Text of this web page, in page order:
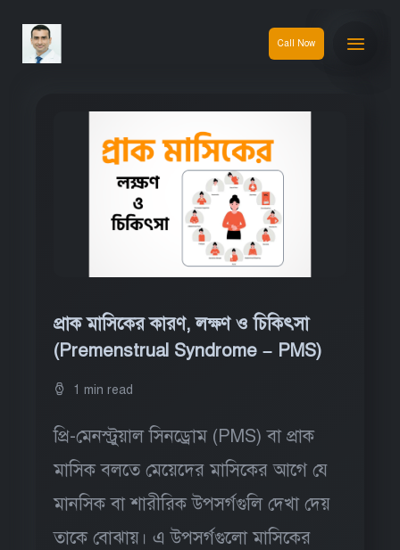
Call Now
প্রাক মাসিকের কারণ, লক্ষণ ও চিকিৎসা
(Premenstrual Syndrome – PMS)
1 min read
প্রি-মেনস্ট্রুয়াল সিনড্রোম (PMS) বা প্রাক
মাসিক বলতে মেয়েদের মাসিকের আগে যে
মানসিক বা শারীরিক উপসর্গগুলি দেখা দেয়
তাকে বোঝায়। এ উপসর্গগুলো মাসিকের